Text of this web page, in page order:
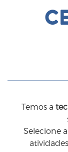
Temos a
Selecione